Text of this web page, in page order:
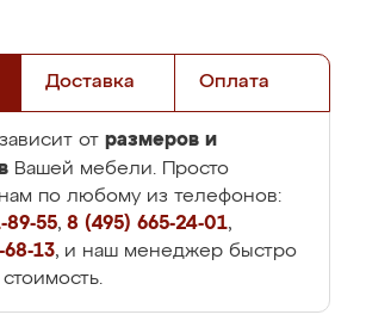
Доставка Оплата
от размеров и
Вашей мебели. Просто
по любому из телефонов:
89-55, 8 (495) 665-24-01,
13, и наш менеджер быстро